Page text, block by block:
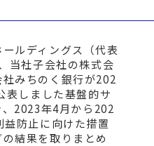
ルディングス（代表
当社子会社の株式会
みちのく銀行が202
表しました基盤的サ
2023年4月から202
防止に向けた措置
結果を取りまとめ